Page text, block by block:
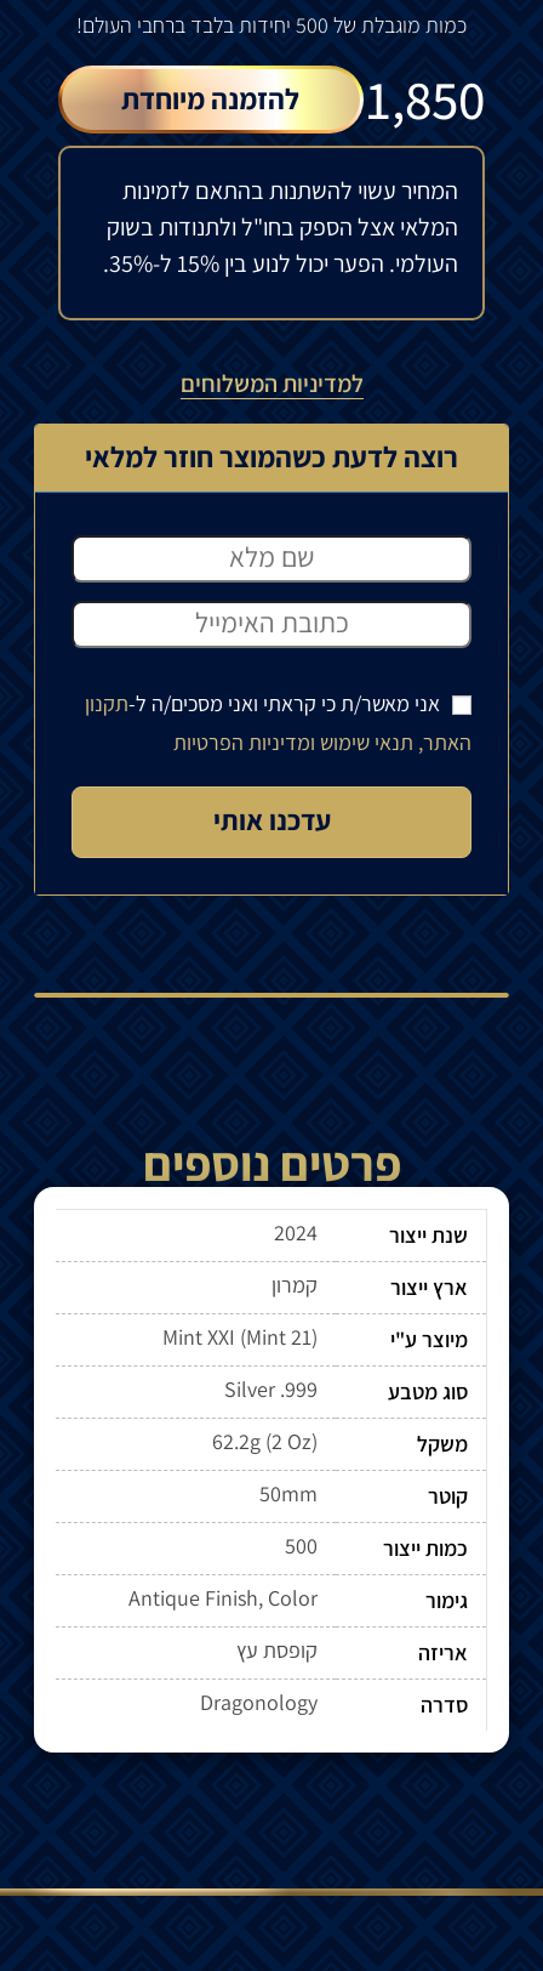
כמות מוגבלת של יחידותבלבד ברחבי העולם!
1,850
₪ להזמנה מיוחדת
המחיר עשוי להשתנות בהתאם לזמינות
המלאי אצל הספק בחו"ל ולתנודות בשוק
העולמי. הפער יכול לנוע בין 15% ל-35%.
למדיניות המשלוחים
רוצה לדעת כשהמוצר חוזר למלאי
אני מאשר/ת כי קראתי ואני מסכים/ה ל-תקנון
האתר, תנאי שימוש ומדיניות הפרטיות
פרטים נוספים
שנת ייצור
2024
ארץ ייצור
קמרון
מיוצר ע"י
סוג מטבע
Silver .999
משקל
62.2g (2 Oz)
קוטר
50mm
כמות ייצור
500
גימור
Antique Finish, Color
אריזה
קופסת עץ
סדרה
Dragonology